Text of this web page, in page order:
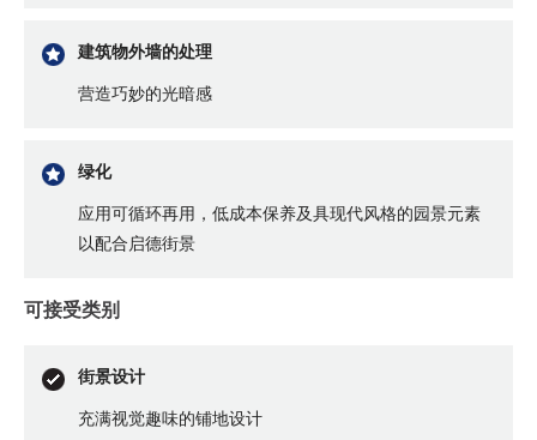
建筑物外墙的处理
营造巧妙的光暗感
绿化
应用可循环再用，低成本保养及具现代风格的园景元素
以配合启德街景
可接受类别
街景设计
充满视觉趣味的铺地设计